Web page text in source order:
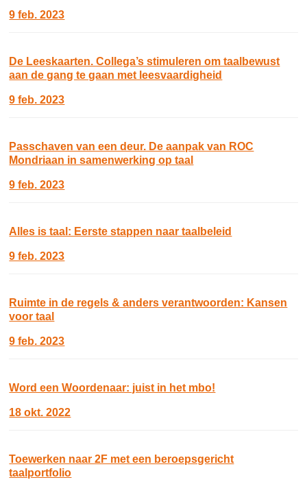
9 feb. 2023
De Leeskaarten. Collega’s stimuleren om taalbewust
aan de gang te gaan met leesvaardigheid
9 feb. 2023
Passchaven van een deur. De aanpak van ROC
Mondriaan in samenwerking op taal
9 feb. 2023
Alles is taal: Eerste stappen naar taalbeleid
9 feb. 2023
Ruimte in de regels & anders verantwoorden: Kansen
voor taal
9 feb. 2023
Word een Woordenaar: juist in het mbo!
18 okt. 2022
Toewerken naar 2F met een beroepsgericht
taalportfolio